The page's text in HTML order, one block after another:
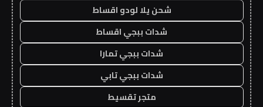
شحن يلا لودو اقساط
شدات ببجي اقساط
شدات ببجي تمارا
شدات ببجي تابي
متجر تقسيط